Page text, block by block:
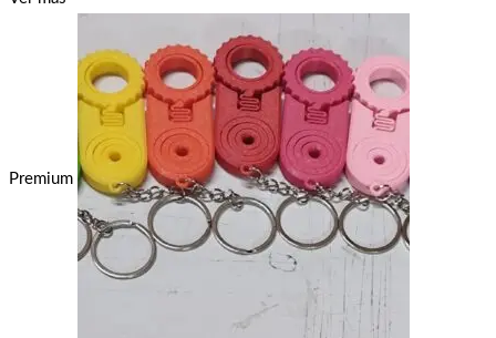
Premium